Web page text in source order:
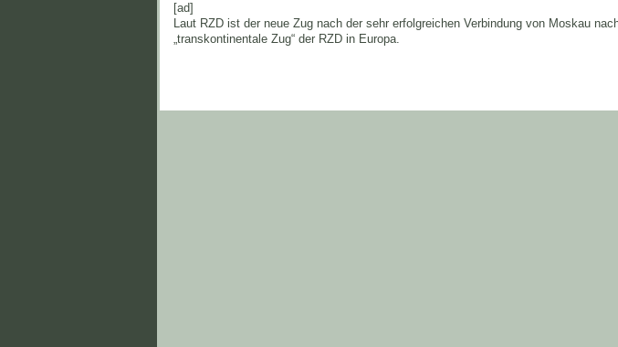
[ad]
Laut RZD ist der neue Zug nach der sehr erfolgreichen Verbindung von Moskau
„transkontinentale Zug“ der RZD in Europa.